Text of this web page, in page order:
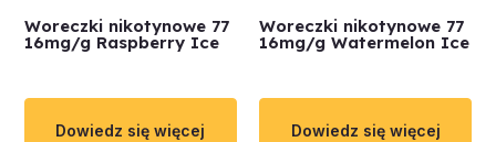
Woreczki nikotynowe 77
16mg/g Raspberry Ice
Dowiedz się więcej
Woreczki nikotynowe 77
16mg/g Watermelon Ice
Dowiedz się więcej